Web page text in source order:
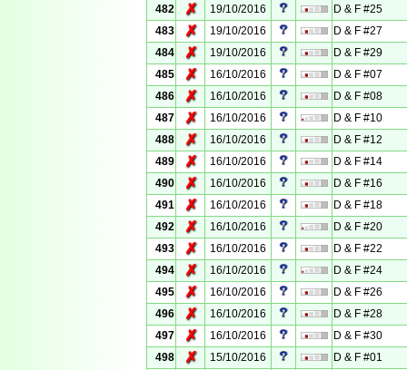
482
✗ 19/10/2016
D & F #25
483
✗ 19/10/2016
D & F #27
484
✗ 19/10/2016
D & F #29
485
✗ 16/10/2016
D & F #07
486
✗ 16/10/2016
D & F #08
487
✗ 16/10/2016
D & F #10
488
✗ 16/10/2016
D & F #12
489
✗ 16/10/2016
D & F #14
490
✗ 16/10/2016
D & F #16
491
✗ 16/10/2016
D & F #18
492
✗ 16/10/2016
D & F #20
493
✗ 16/10/2016
D & F #22
494
✗ 16/10/2016
D & F #24
495
✗ 16/10/2016
D & F #26
496
✗ 16/10/2016
D & F #28
497
✗ 16/10/2016
D & F #30
498
✗ 15/10/2016
D & F #01